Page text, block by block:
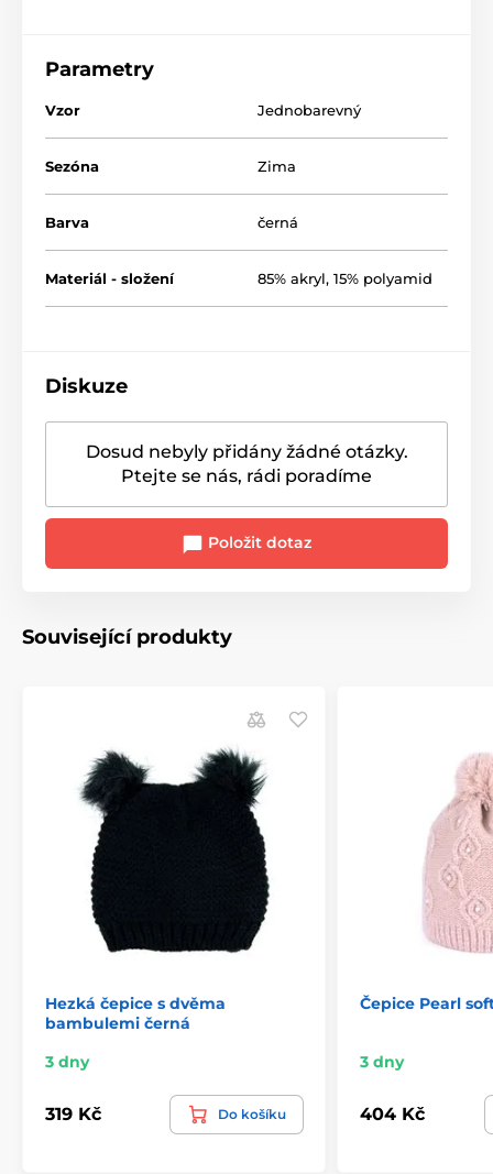
Parametry
Vzor Jednobarevný
Sezóna Zima
Barva černá
Materiál - složení 85% akryl, 15% polyamid
Diskuze
Dosud nebyly přidány žádné otázky.
Ptejte se nás, rádi poradíme
Položit dotaz
Související produkty
Hezká čepice s dvěma
bambulemi černá
3 dny
319 Kč Do košíku
Čepice Pearl
3 dny
404 Kč